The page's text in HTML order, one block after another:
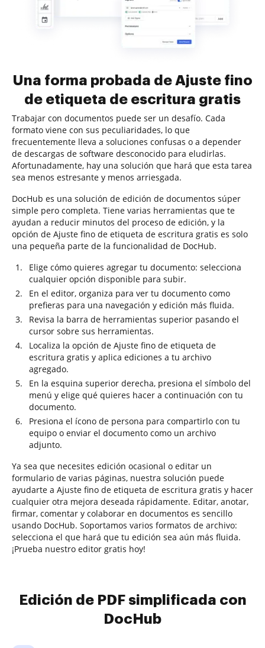
Una forma probada de Ajuste fino
de etiqueta de escritura gratis
Trabajar con documentos puede ser un desafío. Cada
formato viene con sus peculiaridades, lo que
frecuentemente lleva a soluciones confusas o a depender
de descargas de software desconocido para eludirlas.
Afortunadamente, hay una solución que hará que esta tarea
sea menos estresante y menos arriesgada.
DocHub es una solución de edición de documentos súper
simple pero completa. Tiene varias herramientas que te
ayudan a reducir minutos del proceso de edición, y la
opción de Ajuste fino de etiqueta de escritura gratis es solo
una pequeña parte de la funcionalidad de DocHub.
Elige cómo quieres agregar tu documento: selecciona
cualquier opción disponible para subir.
En el editor, organiza para ver tu documento como
prefieras para una navegación y edición más fluida.
Revisa la barra de herramientas superior pasando el
cursor sobre sus herramientas.
Localiza la opción de Ajuste fino de etiqueta de
escritura gratis y aplica ediciones a tu archivo
agregado.
En la esquina superior derecha, presiona el símbolo del
menú y elige qué quieres hacer a continuación con tu
documento.
Presiona el ícono de persona para compartirlo con tu
equipo o enviar el documento como un archivo
adjunto.
Ya sea que necesites edición ocasional o editar un
formulario de varias páginas, nuestra solución puede
ayudarte a Ajuste fino de etiqueta de escritura gratis y hacer
cualquier otra mejora deseada rápidamente. Editar, anotar,
firmar, comentar y colaborar en documentos es sencillo
usando DocHub. Soportamos varios formatos de archivo:
selecciona el que hará que tu edición sea aún más fluida.
¡Prueba nuestro editor gratis hoy!
Edición de PDF simplificada con
DocHub